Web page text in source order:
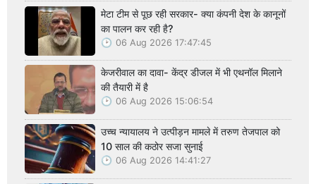
मेटा टीम से पूछ रही सरकार- क्या कंपनी देश के कानूनों
का पालन कर रही है?
06 Aug 2026 17:47:45
केजरीवाल का दावा- केंद्र डीजल में भी एथनॉल मिलाने
की तैयारी में है
06 Aug 2026 15:06:54
उच्च न्यायालय ने उत्पीड़न मामले में तरुण तेजपाल को
10 साल की कठोर सजा सुनाई
06 Aug 2026 14:41:27